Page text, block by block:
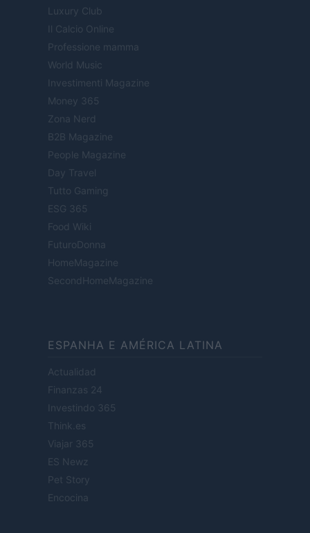
Luxury Club
Il Calcio Online
Professione mamma
World Music
Investimenti Magazine
Money 365
Zona Nerd
B2B Magazine
People Magazine
Day Travel
Tutto Gaming
ESG 365
Food Wiki
FuturoDonna
HomeMagazine
SecondHomeMagazine
ESPANHA E AMÉRICA LATINA
Actualidad
Finanzas 24
Investindo 365
Think.es
Viajar 365
ES Newz
Pet Story
Encocina